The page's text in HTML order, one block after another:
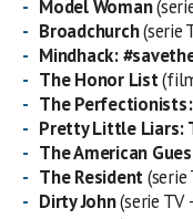
Model Woman
Broadchurch(serie
Mindhack:
The Honor List
The
Pretty Little Liars:
The American
The Resident(serie
Dirty John(serie TV